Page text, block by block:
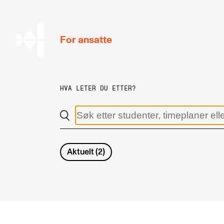
For ansatte
MITT ARBEIDSFORHOLD
Arbeidstid og lønn
Reiser og utveksling
HVA LETER DU ETTER?
Aktuelt(2)